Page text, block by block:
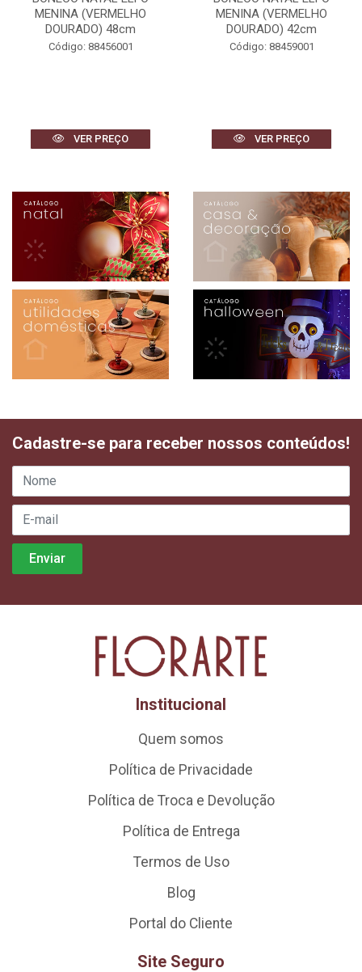
MENINA (VERMELHO
DOURADO) 42cm
Código: 88459001
VER PREÇO
MENINO (VERMELHO
DOURADO) 30cm
Código: 88476001
VER PREÇO
Cadastre-se para receber nossos conteúdos!
Institucional
Quem somos
Política de Privacidade
Política de Troca e Devolução
Política de Entrega
Termos de Uso
Blog
Portal do Cliente
Site Seguro